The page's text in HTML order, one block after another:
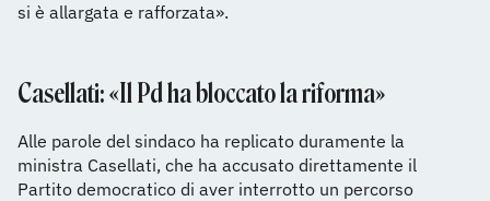
si è allargata e rafforzata».
Casellati: «Il Pd ha bloccato la riforma»
Alle parole del sindaco ha replicato duramente la
ministra Casellati, che ha accusato direttamente il
Partito democratico di aver interrotto un percorso